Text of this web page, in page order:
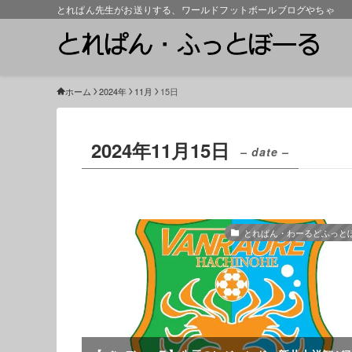
とれぱん先生がお送りする、ワールドフットボールブログやちゃ
ホーム 2024年 11月 15日
2024年11月15日 – date –
とれぱん・わーるどふっと